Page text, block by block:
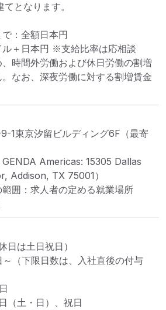
となります。
で：全額日本円
ル＋日本円 ※支給比率は応相談
、時間外労働および休日労働の割増
なお、深夜労働に対する割増賃金
1東京汐留ビルディング6F （最寄
Americas: 15305 Dallas
Addison, TX 75001）
囲：求人者の定める就業場所
は土日祝日）
（下限日数は、入社直後の付与
（土・日）、祝日